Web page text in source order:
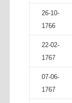
26-10-
1766
22-02-
1767
07-06-
1767